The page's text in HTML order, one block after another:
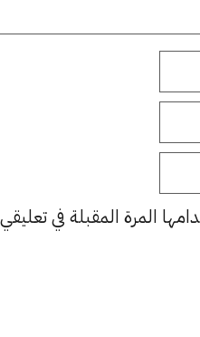
المرة المقبلة في